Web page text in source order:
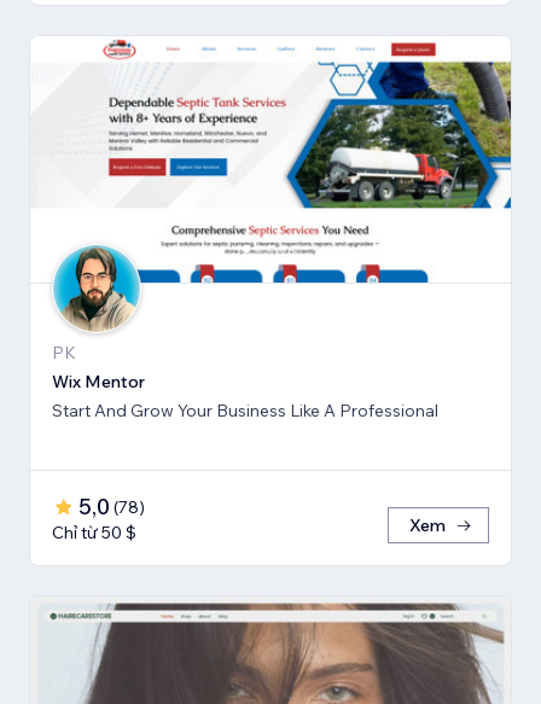
PK
Wix Mentor
Start And Grow Your Business Like A Professional
5,0 (78)
Chỉ từ 50 $
Xem